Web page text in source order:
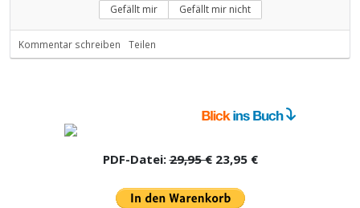
Gefällt mir Gefällt mir nicht
Kommentar schreiben Teilen
PDF-Datei:29,95 €23,95 €